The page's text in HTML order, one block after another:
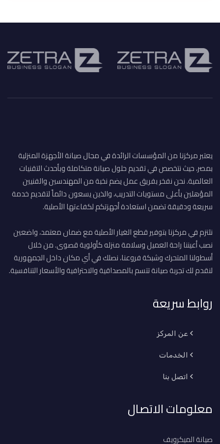
يعتبر مركزنا من المؤسسات الرائدة في مجال صيانة الأجهزة المنزلية
بمصر، حيث نتخصص في تقديم حلول صيانة متكاملة وبأحدث التقنيات
العالمية. نحن نفخر بفريق عمل يضم نخبة من المهندسين والفنيين
المؤهلين بأعلى مستويات التدريب، والذين يسعون دائماً لتقديم خدمة
سريعة ودقيقة تضمن استعادة أجهزتكم لكفاءتها الأصلية.
نلتزم في مركزنا بتوفير قطع الغيار الأصلية مع ضمان معتمد، واضعين
نصب أعيننا راحة العميل وسلامة منزله كأولوية قصوى. من خلال
أسطولنا المتحرك وشبكة فروعنا، نصلك في أي مكان داخل الجمهورية
لنقدم لك تجربة صيانة تتسم بالمصداقية والاحترافية والأسعار التنافسية.
روابط سريعة
عن المركز
الخدمات
اتصل بنا
معلومات الاتصال
صيانة الميكرويف